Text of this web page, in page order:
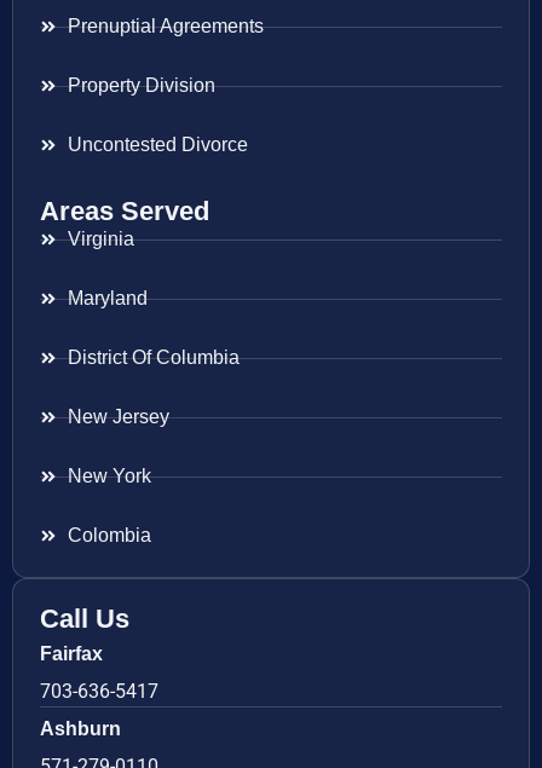
Prenuptial Agreements
Property Division
Uncontested Divorce
Areas Served
Virginia
Maryland
District Of Columbia
New Jersey
New York
Colombia
Call Us
Fairfax
703-636-5417
Ashburn